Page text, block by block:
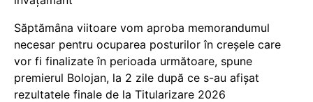
Săptămâna viitoare vom aproba memorandumul
necesar pentru ocuparea posturilor în creșele care
vor fi finalizate în perioada următoare, spune
premierul Bolojan, la 2 zile după ce s-au afișat
rezultatele finale de la Titularizare 2026